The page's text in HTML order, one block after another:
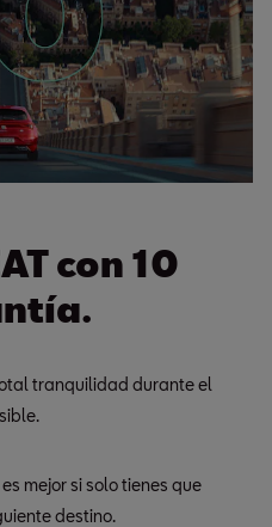
con 10
tranquilidad durante el
mejor si solo tienes que
destino.